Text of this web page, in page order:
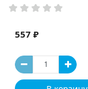
557 ₽